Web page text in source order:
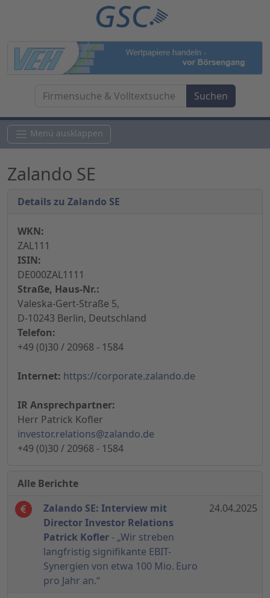
Menü ausklappen
Zalando SE
Details zu Zalando SE
WKN:
ZAL111
ISIN:
DE000ZAL1111
Straße, Haus-Nr.:
Valeska-Gert-Straße 5,
D-10243 Berlin, Deutschland
Telefon:
+49 (0)30 / 20968 - 1584
Internet: https://corporate.zalando.de
IR Ansprechpartner:
Herr Patrick Kofler
investor.relations@zalando.de
+49 (0)30 / 20968 - 1584
Alle Berichte
Zalando SE: Interview mit
Director Investor Relations
Patrick Kofler - „Wir streben
langfristig signifikante EBIT-
Synergien von etwa 100 Mio. Euro
pro Jahr an.“
24.04.2025